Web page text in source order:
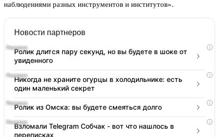
наблюдениями разных инструментов и институтов».
Новости партнеров
i
Ролик длится пару секунд, но вы будете в шоке от
увиденного
i
Никогда не храните огурцы в холодильнике: есть
один маленький секрет
i
Ролик из Омска: вы будете смеяться долго
i
Взломали Telegram Собчак - вот что нашлось в
переписках